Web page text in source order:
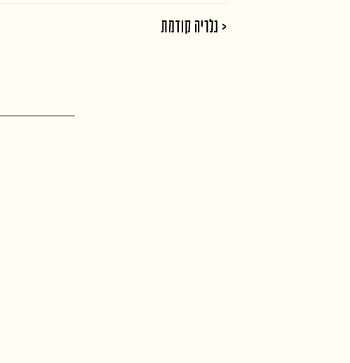
< גלריה קודמת